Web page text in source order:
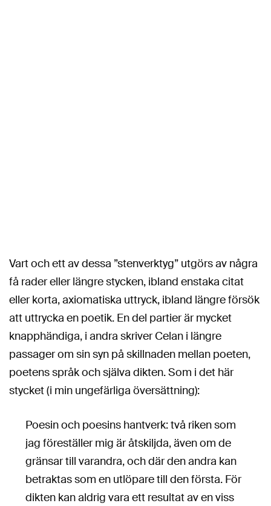
Vart och ett av dessa ”stenverktyg” utgörs av några
få rader eller längre stycken, ibland enstaka citat
eller korta, axiomatiska uttryck, ibland längre försök
att uttrycka en poetik. En del partier är mycket
knapphändiga, i andra skriver Celan i längre
passager om sin syn på skillnaden mellan poeten,
poetens språk och själva dikten. Som i det här
stycket (i min ungefärliga översättning):
Poesin och poesins hantverk: två riken som
jag föreställer mig är åtskiljda, även om de
gränsar till varandra, och där den andra kan
betraktas som en utlöpare till den första. För
dikten kan aldrig vara ett resultat av en viss